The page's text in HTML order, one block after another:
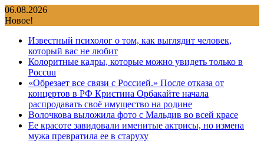
Перейти
к
06.08.2026
Новое!
Известный психолог о том, как выглядит человек,
который вас не любит
Колоритные кадры, которые можно увидеть только в
Россuu
«Обрезает все связи с Россией.» После отказа от
концертов в РФ Кристина Орбакайте начала
распродавать своё имущество на родине
Волочкова выложила фото с Мальдив во всей красе
Ее красоте завидовали именитые актрисы, но измена
мужа превратила ее в старуху